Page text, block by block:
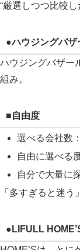
“厳選しつつ比較し
●ハウジングバ
ハウジングバザー
組み。
■自由度
選べる会社数
自由に選べる
自分で大量に
「多すぎると迷
●LIFULL